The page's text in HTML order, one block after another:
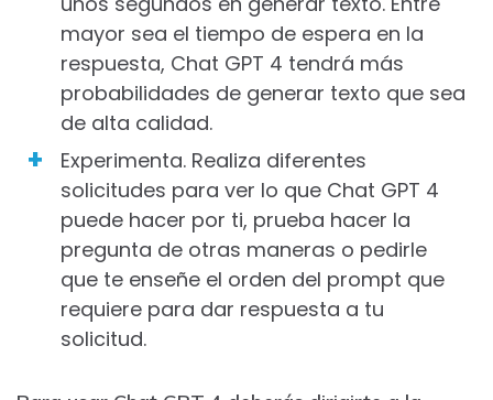
mayor sea el tiempo de espera en la
respuesta, Chat GPT 4 tendrá más
probabilidades de generar texto que sea
de alta calidad.
Experimenta. Realiza diferentes
solicitudes para ver lo que Chat GPT 4
puede hacer por ti, prueba hacer la
pregunta de otras maneras o pedirle
que te enseñe el orden del prompt que
requiere para dar respuesta a tu
solicitud.